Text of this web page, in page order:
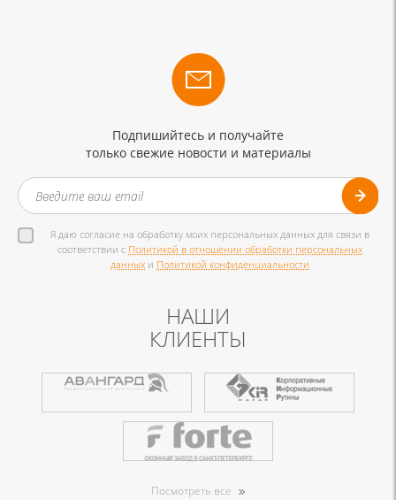
Подпишийтесь и получайте
только свежие новости и материалы
Я даю согласие на обработку моих персональных данных для связи в
соответствии с Политикой в отношении обработки персональных
данных и Политикой конфиденциальности
НАШИ
КЛИЕНТЫ
Посмотреть все